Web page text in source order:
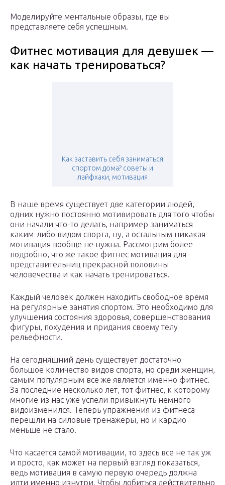
Моделируйте ментальные образы, где вы
представляете себя успешным.
Фитнес мотивация для девушек —
как начать тренироваться?
Как заставить себя заниматься
спортом дома? советы и
лайфхаки, мотивация
В наше время существует две категории людей,
одних нужно постоянно мотивировать для того чтобы
они начали что-то делать, например заниматься
каким-либо видом спорта, ну, а остальным никакая
мотивация вообще не нужна. Рассмотрим более
подробно, что же такое фитнес мотивация для
представительниц прекрасной половины
человечества и как начать тренироваться.
Каждый человек должен находить свободное время
на регулярные занятия спортом. Это необходимо для
улучшения состояния здоровья, совершенствования
фигуры, похудения и придания своему телу
рельефности.
На сегодняшний день существует достаточно
большое количество видов спорта, но среди женщин,
самым популярным все же является именно фитнес.
За последние несколько лет, тот фитнес, к которому
многие из нас уже успели привыкнуть немного
видоизменился. Теперь упражнения из фитнеса
перешли на силовые тренажеры, но и кардио
меньше не стало.
Что касается самой мотивации, то здесь все не так уж
и просто, как может на первый взгляд показаться,
ведь мотивация в самую первую очередь должна
идти именно изнутри. Чтобы добиться действительно